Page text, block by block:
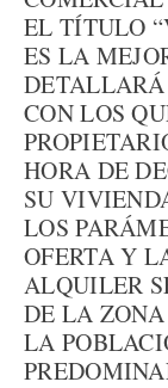
EL TÍTULO
ES LA
DETALLARÁ
CON LOS
HORA DE
SU
LOS
OFERTA Y
ALQUILER
DE LA
LA